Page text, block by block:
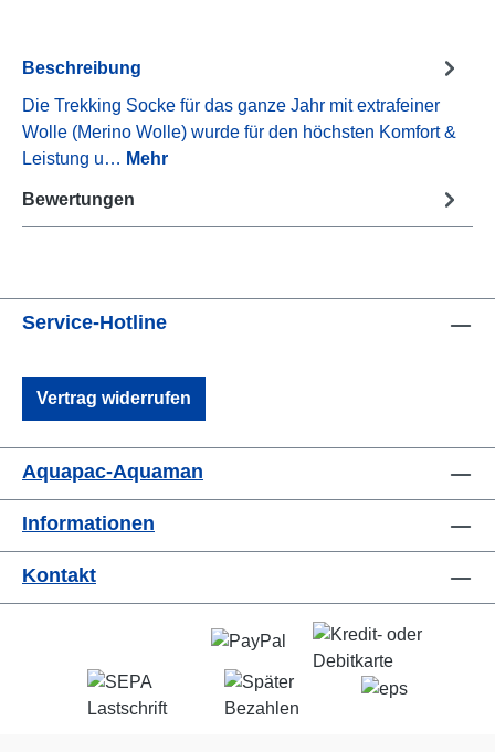
Beschreibung
Die Trekking Socke für das ganze Jahr mit extrafeiner
Wolle (Merino Wolle) wurde für den höchsten Komfort &
Leistung u… Mehr
Bewertungen
Service-Hotline
Vertrag widerrufen
Aquapac-Aquaman
Informationen
Kontakt